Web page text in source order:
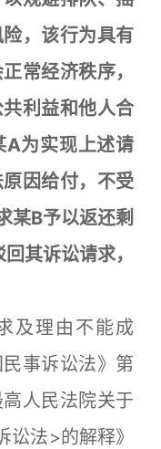
，该行为具有
常经济秩序，
利益和他人合
A为实现上述请
因给付，不受
某B予以返还剩
其诉讼请求，
理由不能成
事诉讼法》第
人民法院关于
讼法>的解释》